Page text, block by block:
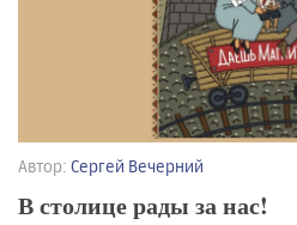
Автор: Сергей Вечерний
В столице рады за нас!